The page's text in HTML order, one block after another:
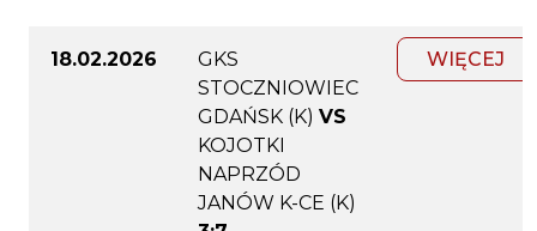
18.02.2026
GKS
STOCZNIOWIEC
GDAŃSK (K) VS
KOJOTKI
NAPRZÓD
JANÓW K-CE (K)
WIĘCEJ